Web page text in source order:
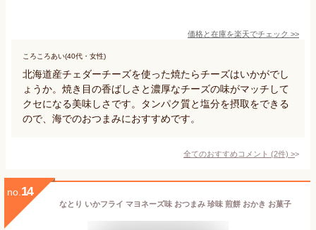
価格と在庫を楽天でチェック >>
ころころあい(40代・女性)
北海道産チェダーチーズを使った焼たらチーズはいかがでし
ょうか。焼き目の香ばしさと濃厚なチーズの味がマッチして
クセになる美味しさです。タンパク質と塩分を摂取をできる
ので、海でのおつまみにおすすめです。
全てのおすすめコメント (2件) >
no. 14
なとり いかフライ マヨネーズ味 おつまみ 珍味 煎餅 おかき お菓子